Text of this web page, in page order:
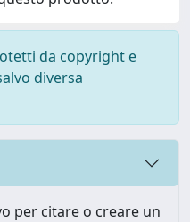
da copyright e
diversa
per citare o creare un